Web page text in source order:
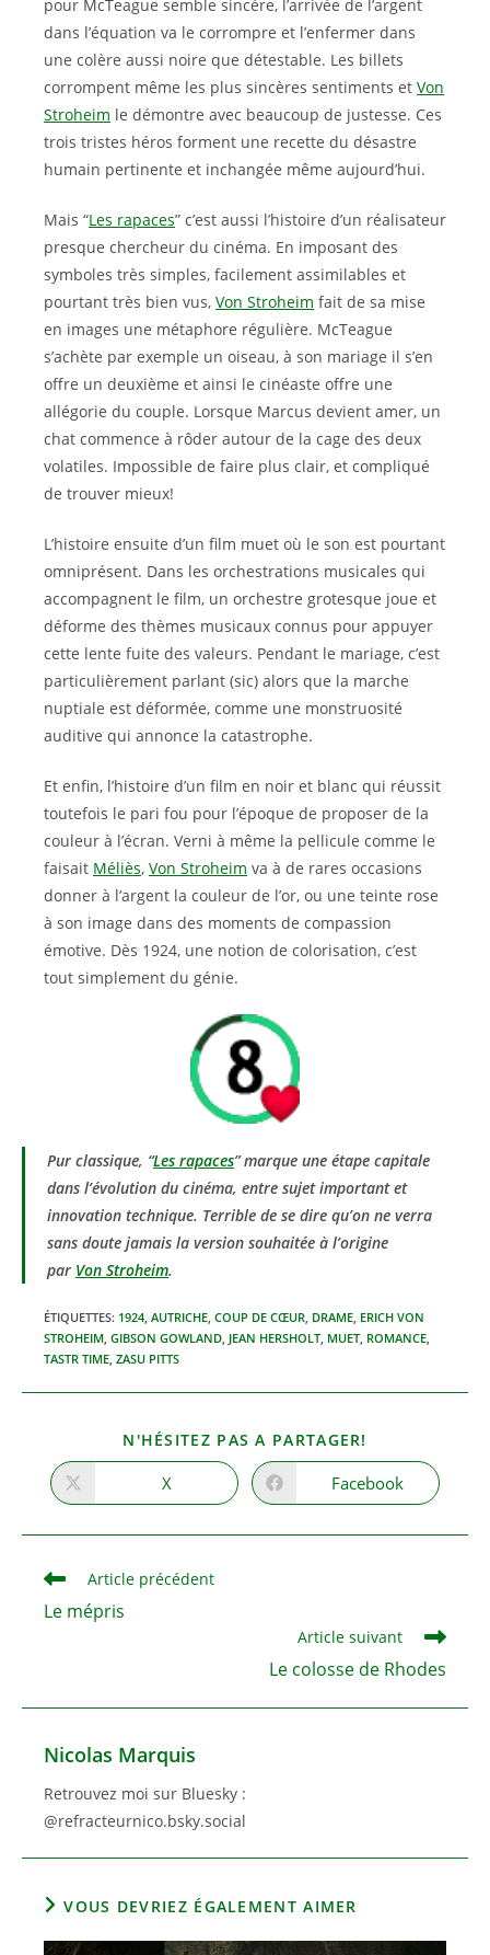
pour McTeague semble sincère, l’arrivée de l’argent
dans l’équation va le corrompre et l’enfermer dans
une colère aussi noire que détestable. Les billets
corrompent même les plus sincères sentiments et Von
Stroheim le démontre avec beaucoup de justesse. Ces
trois tristes héros forment une recette du désastre
humain pertinente et inchangée même aujourd’hui.
Mais “Les rapaces” c’est aussi l’histoire d’un réalisateur
presque chercheur du cinéma. En imposant des
symboles très simples, facilement assimilables et
pourtant très bien vus, Von Stroheim fait de sa mise
en images une métaphore régulière. McTeague
s’achète par exemple un oiseau, à son mariage il s’en
offre un deuxième et ainsi le cinéaste offre une
allégorie du couple. Lorsque Marcus devient amer, un
chat commence à rôder autour de la cage des deux
volatiles. Impossible de faire plus clair, et compliqué
de trouver mieux!
L’histoire ensuite d’un film muet où le son est pourtant
omniprésent. Dans les orchestrations musicales qui
accompagnent le film, un orchestre grotesque joue et
déforme des thèmes musicaux connus pour appuyer
cette lente fuite des valeurs. Pendant le mariage, c’est
particulièrement parlant (sic) alors que la marche
nuptiale est déformée, comme une monstruosité
auditive qui annonce la catastrophe.
Et enfin, l’histoire d’un film en noir et blanc qui réussit
toutefois le pari fou pour l’époque de proposer de la
couleur à l’écran. Verni à même la pellicule comme le
faisait Méliès, Von Stroheim va à de rares occasions
donner à l’argent la couleur de l’or, ou une teinte rose
à son image dans des moments de compassion
émotive. Dès 1924, une notion de colorisation, c’est
tout simplement du génie.
Pur classique, “Les rapaces” marque une étape capitale
dans l’évolution du cinéma, entre sujet important et
innovation technique. Terrible de se dire qu’on ne verra
sans doute jamais la version souhaitée à l’origine
par Von Stroheim.
ÉTIQUETTES: 1924, AUTRICHE, COUP DE CŒUR, DRAME, ERICH VON
STROHEIM, GIBSON GOWLAND, JEAN HERSHOLT, MUET, ROMANCE,
TASTR TIME, ZASU PITTS
N'HÉSITEZ PAS A PARTAGER!
CONTENU
Ouvrir
dans
autre
X Ouvrir
dans
autre
Facebook
Read
articles
Article précédent
Le mépris
Article suivant
Le colosse de Rhodes
Nicolas Marquis
Retrouvez moi sur Bluesky :
@refracteurnico.bsky.social
VOUS DEVRIEZ ÉGALEMENT AIMER